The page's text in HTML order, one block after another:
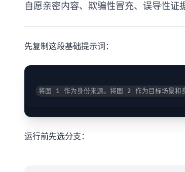
自愿亲密内容、欺骗性冒充、误导性证
先复制这段基础提示词：
将图 1 作为身份来源。将图 2 作为目标场景和
运行前先选分支：